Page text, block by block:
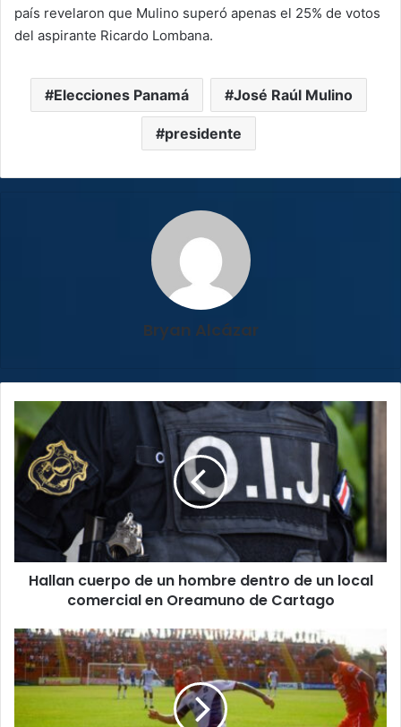
país revelaron que Mulino superó apenas el 25% de votos
del aspirante Ricardo Lombana.
Elecciones Panamá José Raúl Mulino
presidente
Bryan Alcázar
Hallan
cuerpo
un
hombre
dentro
local
comercial
de
Cartago
Hallan cuerpo de un hombre dentro de un local
comercial en Oreamuno de Cartago
Jornada
#12
del
Fútbol